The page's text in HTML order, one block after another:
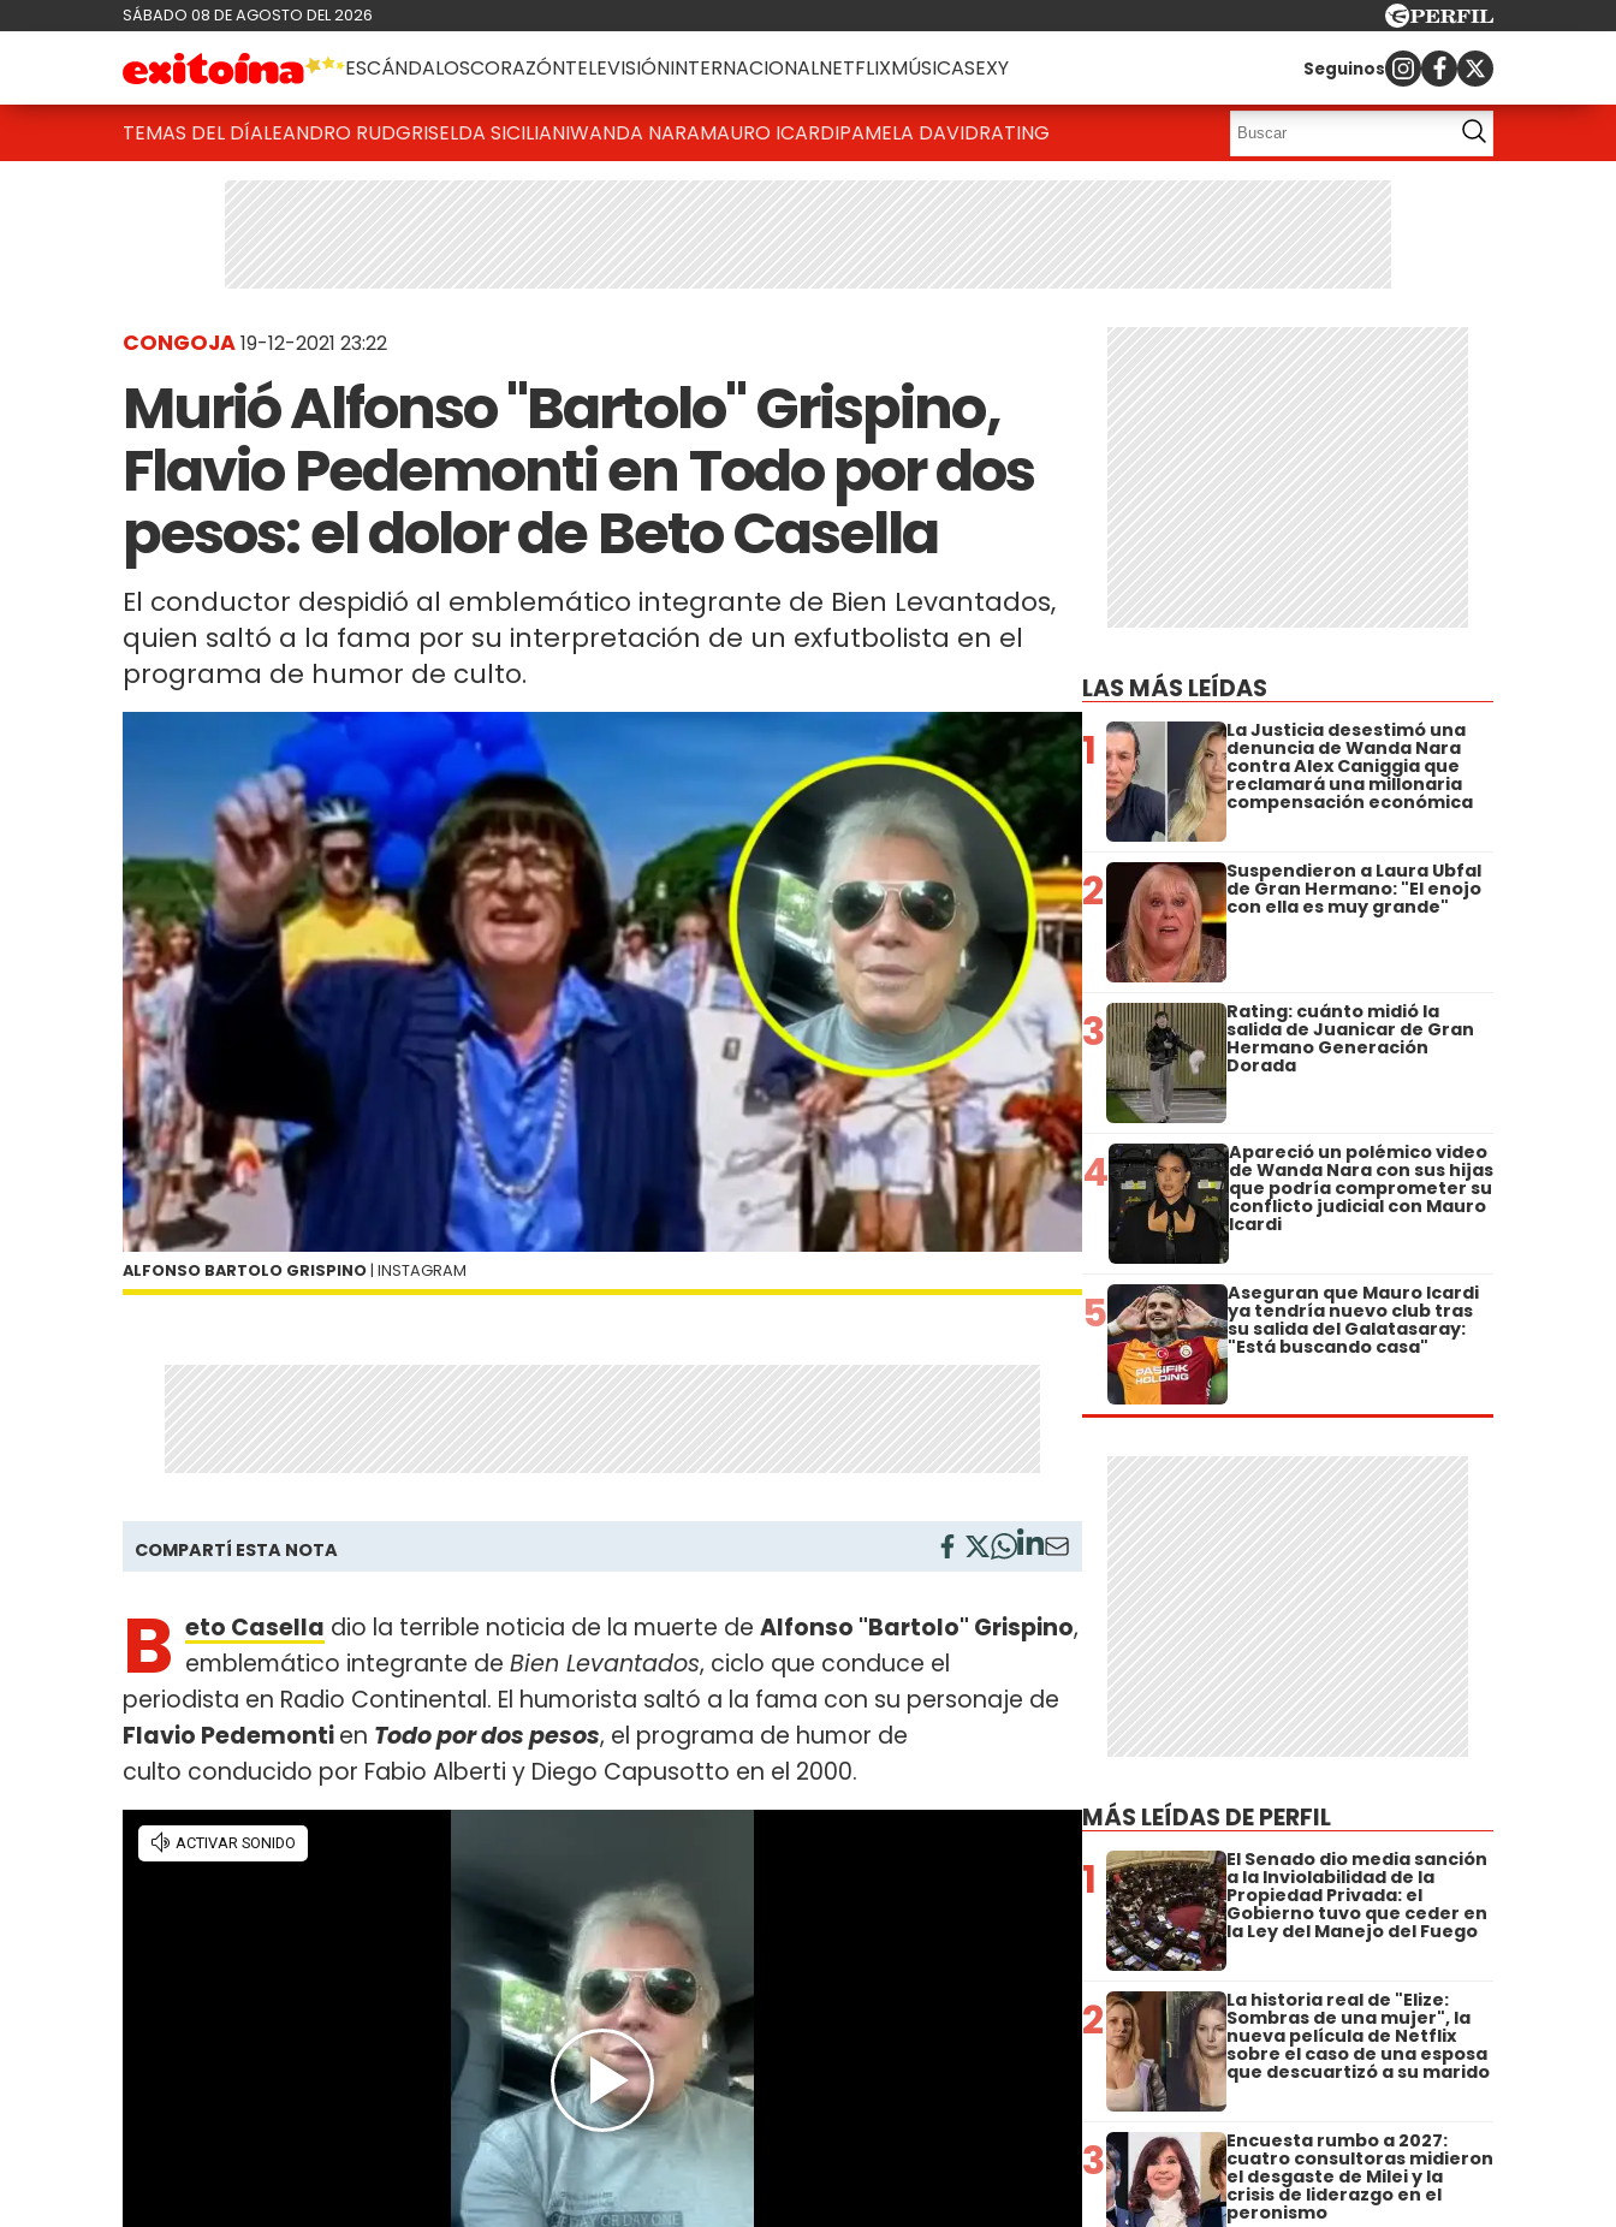
SÁBADO 08 DE AGOSTO DEL 2026
ESCÁNDALOSCORAZÓNTELEVISIÓNINTERNACIONALNETFLIXMÚSICASEXY Seguinos
TEMAS DEL DÍALEANDRO RUDGRISELDA SICILIANIWANDA NARAMAURO ICARDIPAMELA DAVIDRATING
CONGOJA19-12-2021 23:22
Murió Alfonso "Bartolo" Grispino,
Flavio Pedemonti en Todo por dos
pesos: el dolor de Beto Casella
El conductor despidió al emblemático integrante de Bien Levantados,
quien saltó a la fama por su interpretación de un exfutbolista en el
programa de humor de culto.
ALFONSO BARTOLO GRISPINO | INSTAGRAM
COMPARTÍ ESTA NOTA
B eto Casella dio la terrible noticia de la muerte de Alfonso "Bartolo" Grispino,
emblemático integrante de Bien Levantados, ciclo que conduce el
periodista en Radio Continental. El humorista saltó a la fama con su personaje de
Flavio Pedemontien Todo por dos pesos, el programa de humor de
culto conducido por Fabio Alberti y Diego Capusotto en el 2000.
LAS MÁS LEÍDAS
1 La Justicia desestimó una
denuncia de Wanda Nara
contra Alex Caniggia que
reclamará una millonaria
compensación económica
2 Suspendieron a Laura Ubfal
de Gran Hermano: "El enojo
con ella es muy grande"
3 Rating: cuánto midió la
salida de Juanicar de Gran
Hermano Generación
Dorada
4 Apareció un polémico video
de Wanda Nara con sus hijas
que podría comprometer su
conflicto judicial con Mauro
Icardi
5 Aseguran que Mauro Icardi
ya tendría nuevo club tras
su salida del Galatasaray:
"Está buscando casa"
MÁS LEÍDAS DE PERFIL
1 El Senado dio media sanción
a la Inviolabilidad de la
Propiedad Privada: el
Gobierno tuvo que ceder en
la Ley del Manejo del Fuego
2 La historia real de "Elize:
Sombras de una mujer", la
nueva película de Netflix
sobre el caso de una esposa
que descuartizó a su marido
3 Encuesta rumbo a 2027:
cuatro consultoras midieron
el desgaste de Milei y la
crisis de liderazgo en el
peronismo